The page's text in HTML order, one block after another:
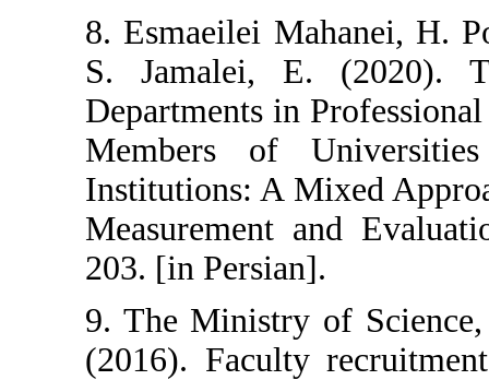
8. Esmaeilei
S. Jamalei, E.
Departments in
Members of
Institutions: A
Measurement
203. [in Persian].
9. The Ministry of
(2016). Faculty